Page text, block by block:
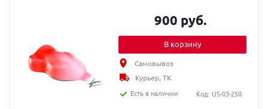
900 руб.
В корзину
Самовывоз
Курьер, ТК
Есть в наличии
Код: US-03-250